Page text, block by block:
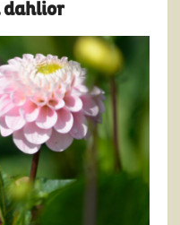
dahlior